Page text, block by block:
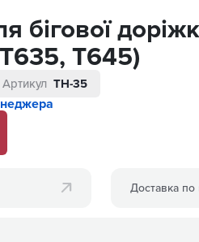
бігової
T645)
Артикул TH-35
Доставка по